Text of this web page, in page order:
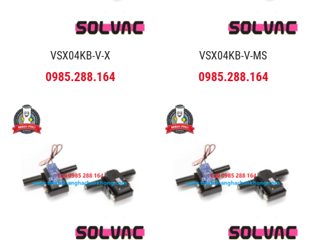
VSX04KB-V-X
0985.288.164
VSX04KB-V-MS
0985.288.164